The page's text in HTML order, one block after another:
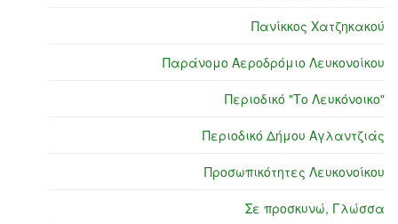
Πανίκκος Χατζηκακού
Παράνομο Αεροδρόμιο Λευκονοίκου
Περιοδικό "Το Λευκόνοικο"
Περιοδικό Δήμου Αγλαντζιάς
Προσωπικότητες Λευκονοίκου
Σε προσκυνώ, Γλώσσα